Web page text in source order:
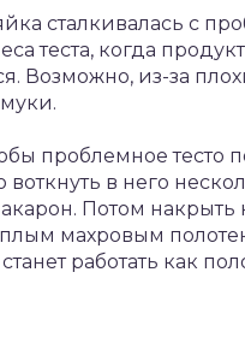
сталкивалась с
теста, когда
Возможно, из-за
проблемное тесто
в него
Потом
махровым
работать как